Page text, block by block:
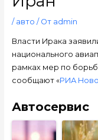
/ авто / От admin
Власти Ирака
национального
рамках мер по
сообщают «РИА
Автосервис